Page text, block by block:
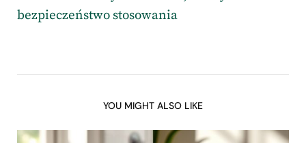
bezpieczeństwo stosowania
YOU MIGHT ALSO LIKE